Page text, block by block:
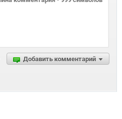
Добавить комментарий